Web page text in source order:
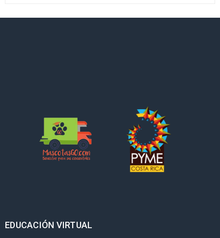
EDUCACIÓN VIRTUAL